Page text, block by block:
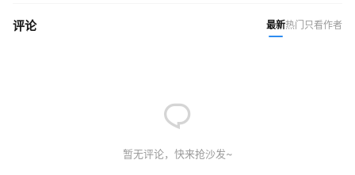
评论 最新热门 只看作者
暂无评论，快来抢沙发~